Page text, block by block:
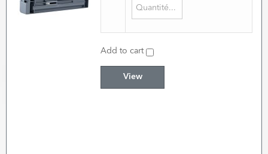
Add to cart
View